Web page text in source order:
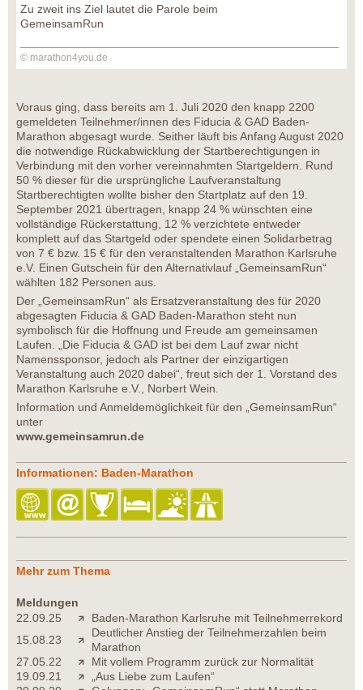
Zu zweit ins Ziel lautet die Parole beim
GemeinsamRun
© marathon4you.de
Voraus ging, dass bereits am 1. Juli 2020 den knapp 2200
gemeldeten Teilnehmer/innen des Fiducia & GAD Baden-
Marathon abgesagt wurde. Seither läuft bis Anfang August 2020
die notwendige Rückabwicklung der Startberechtigungen in
Verbindung mit den vorher vereinnahmten Startgeldern. Rund
50 % dieser für die ursprüngliche Laufveranstaltung
Startberechtigten wollte bisher den Startplatz auf den 19.
September 2021 übertragen, knapp 24 % wünschten eine
vollständige Rückerstattung, 12 % verzichtete entweder
komplett auf das Startgeld oder spendete einen Solidarbetrag
von 7 € bzw. 15 € für den veranstaltenden Marathon Karlsruhe
e.V. Einen Gutschein für den Alternativlauf „GemeinsamRun“
wählten 182 Personen aus.
Der „GemeinsamRun“ als Ersatzveranstaltung des für 2020
abgesagten Fiducia & GAD Baden-Marathon steht nun
symbolisch für die Hoffnung und Freude am gemeinsamen
Laufen. „Die Fiducia & GAD ist bei dem Lauf zwar nicht
Namenssponsor, jedoch als Partner der einzigartigen
Veranstaltung auch 2020 dabei“, freut sich der 1. Vorstand des
Marathon Karlsruhe e.V., Norbert Wein.
Information und Anmeldemöglichkeit für den „GemeinsamRun“
unter
www.gemeinsamrun.de
Informationen: Baden-Marathon
Mehr zum Thema
Meldungen
22.09.25
Baden-Marathon Karlsruhe mit Teilnehmerrekord
15.08.23
Deutlicher Anstieg der Teilnehmerzahlen beim
Marathon
27.05.22
Mit vollem Programm zurück zur Normalität
19.09.21
„Aus Liebe zum Laufen“